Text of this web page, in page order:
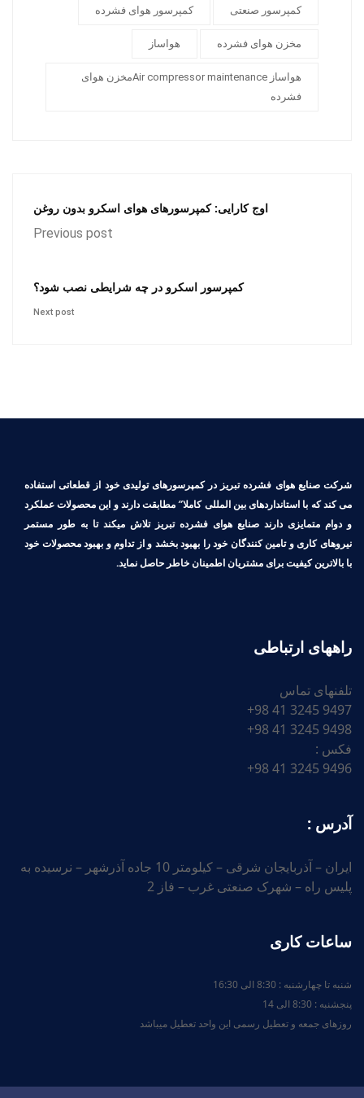
کمپرسور صنعتی کمپرسور هوای فشرده
مخزن هوای فشرده هواساز
هواساز Air compressor maintenanceمخزن هوای
فشرده
اوج کارایی: کمپرسورهای هوای اسکرو بدون روغن
Previous post
کمپرسور اسکرو در چه شرایطی نصب شود؟
Next post
شرکت صنایع هوای فشرده تبریز در کمپرسورهای تولیدی خود از قطعاتی استفاده
می کند که با استانداردهای بین المللی کاملا″ مطابقت دارند و این محصولات عملکرد
و دوام متمایزی دارند صنایع هوای فشرده تبریز تلاش میکند تا به طور مستمر
نیروهای کاری و تامین کنندگان خود را بهبود بخشد و از تداوم و بهبود محصولات خود
با بالاترین کیفیت برای مشتریان اطمینان خاطر حاصل نماید.
راههای ارتباطی
تلفنهای تماس
9497 3245 41 98+
9498 3245 41 98+
فکس :
9496 3245 41 98+
آدرس :
ایران – آذربایجان شرقی – کیلومتر 10 جاده آذرشهر – نرسیده به
پلیس راه – شهرک صنعتی غرب – فاز 2
ساعات کاری
شنبه تا چهارشنبه : 8:30 الی 16:30
پنجشنبه : 8:30 الی 14
روزهای جمعه و تعطیل رسمی این واحد تعطیل میباشد